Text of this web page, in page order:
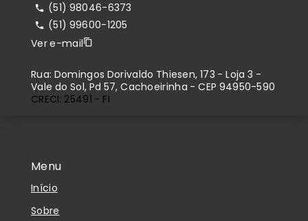
Menu
Início
Sobre
(51) 98046-6373
(51) 99600-1205
Ver e-mail
Rua: Domingos Dorivaldo Thiesen, 173 - Loja 3 -
Vale do Sol, Pd 57, Cachoeirinha - CEP 94950-590
CRECI: 25491 - FI